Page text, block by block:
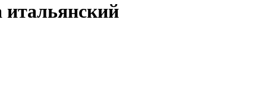
итальянский